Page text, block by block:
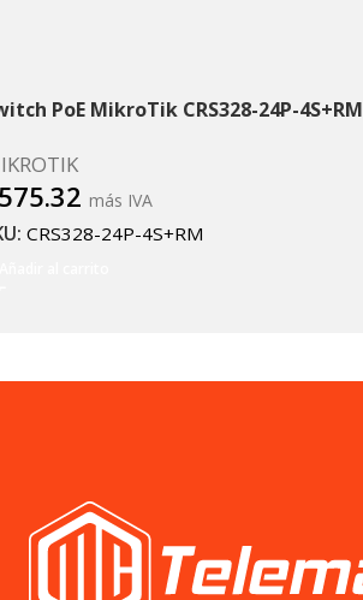
PoE MikroTik CRS328-24P-4S+RM
más IVA
CRS328-24P-4S+RM